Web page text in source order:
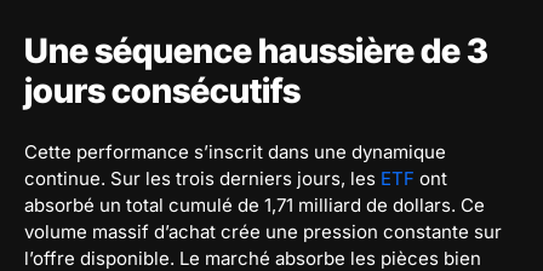
Une séquence haussière de 3
jours consécutifs
Cette performance s’inscrit dans une dynamique
continue. Sur les trois derniers jours, les ETF ont
absorbé un total cumulé de 1,71 milliard de dollars. Ce
volume massif d’achat crée une pression constante sur
l’offre disponible. Le marché absorbe les pièces bien